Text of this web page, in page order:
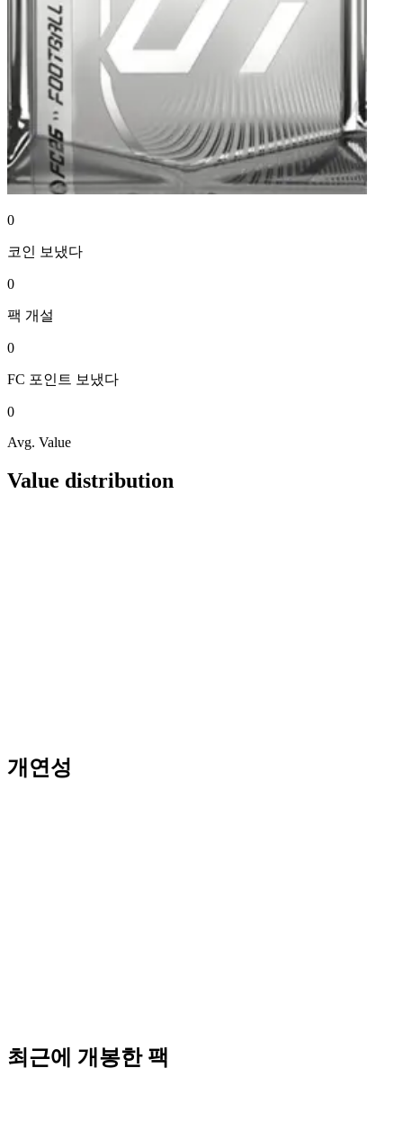
0
코인 보냈다
0
팩 개설
0
FC 포인트 보냈다
0
Avg. Value
Value distribution
개연성
최근에 개봉한 팩